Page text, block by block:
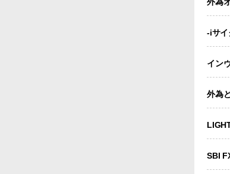
-iサイ
イン
外為
SBI